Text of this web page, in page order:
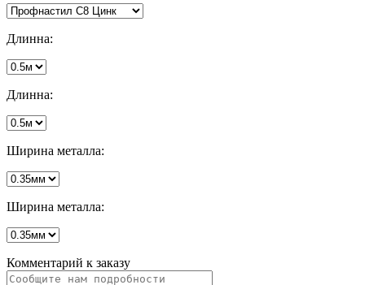
Длинна:
Длинна:
Ширина металла:
Ширина металла:
Комментарий к заказу